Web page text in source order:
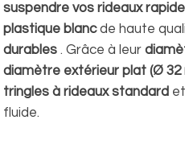
suspendre vos rideaux
plastique blancde haute
durables . Grâce à leur
diamètre extérieur plat (Ø 32
tringles à rideaux standard
fluide.